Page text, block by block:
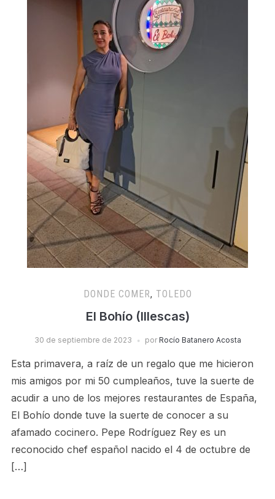
DONDE COMER, TOLEDO
El Bohío (Illescas)
30 de septiembre de 2023 por Rocío Batanero Acosta
Esta primavera, a raíz de un regalo que me hicieron
mis amigos por mi 50 cumpleaños, tuve la suerte de
acudir a uno de los mejores restaurantes de España,
El Bohío donde tuve la suerte de conocer a su
afamado cocinero. Pepe Rodríguez Rey es un
reconocido chef español nacido el 4 de octubre de
[…]